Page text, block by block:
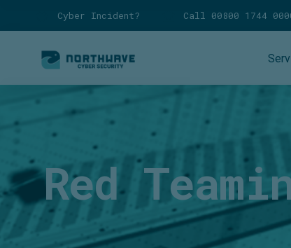
Cyber Incident? Call 00800 1744
Red